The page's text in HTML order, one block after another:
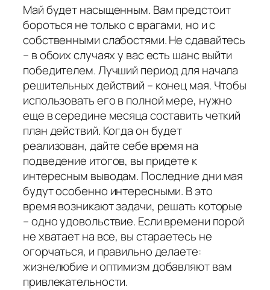
Май будет насыщенным. Вам предстоит
бороться не только с врагами, но и с
собственными слабостями. Не сдавайтесь
– в обоих случаях у вас есть шанс выйти
победителем. Лучший период для начала
решительных действий – конец мая. Чтобы
использовать его в полной мере, нужно
еще в середине месяца составить четкий
план действий. Когда он будет
реализован, дайте себе время на
подведение итогов, вы придете к
интересным выводам. Последние дни мая
будут особенно интересными. В это
время возникают задачи, решать которые
– одно удовольствие. Если времени порой
не хватает на все, вы стараетесь не
огорчаться, и правильно делаете:
жизнелюбие и оптимизм добавляют вам
привлекательности.